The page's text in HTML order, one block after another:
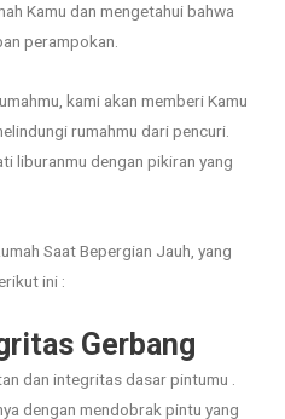
Kamu dan mengetahui bahwa
perampokan.
kami akan memberi Kamu
rumahmu dari pencuri.
liburanmu dengan pikiran yang
Saat Bepergian Jauh, yang
ini :
Gerbang
dan integritas dasar pintumu .
dengan mendobrak pintu yang